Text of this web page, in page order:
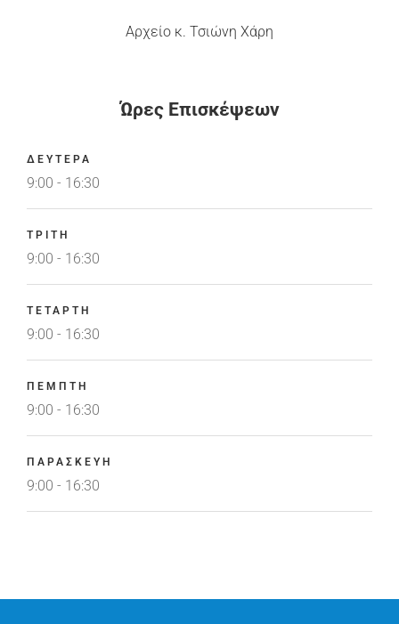
Αρχείο κ. Τσιώνη Χάρη
Ώρες Επισκέψεων
ΔΕΥΤΕΡΑ
9:00 - 16:30
ΤΡΙΤΗ
9:00 - 16:30
ΤΕΤΑΡΤΗ
9:00 - 16:30
ΠΕΜΠΤΗ
9:00 - 16:30
ΠΑΡΑΣΚΕΥΗ
9:00 - 16:30